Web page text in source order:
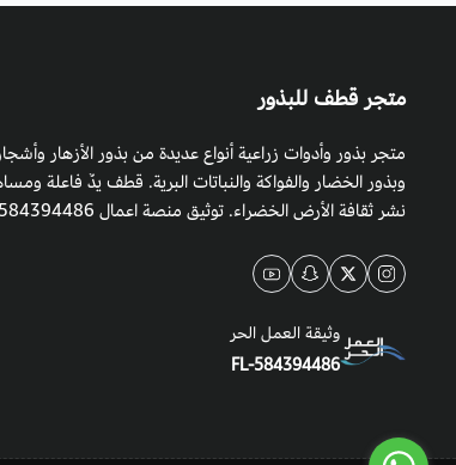
متجر قطف للبذور
متجر بذور وأدوات زراعية أنواع عديدة من بذور الأزهار
وبذور الخضار والفواكة والنباتات البرية. قطف يدٌ فاعلة
نشر ثقافة الأرض الخضراء. توثيق منصة اعمال 584394486- FL
وثيقة العمل الحر
FL-584394486